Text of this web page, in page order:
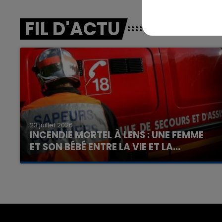
FIL D'ACTU
23 juillet 2026
INCENDIE MORTEL À LENS : UNE FEMME
ET SON BÉBÉ ENTRE LA VIE ET LA...
Un homme s'est immolé par le feu après avoir